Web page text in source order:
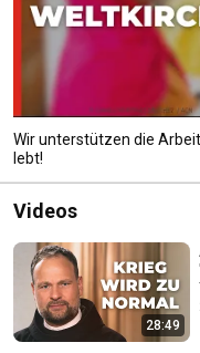
Wir unterstützen die
lebt!
Videos
28:49